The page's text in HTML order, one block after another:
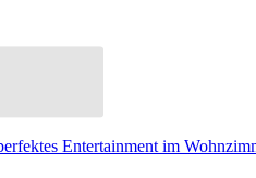
Entertainment im